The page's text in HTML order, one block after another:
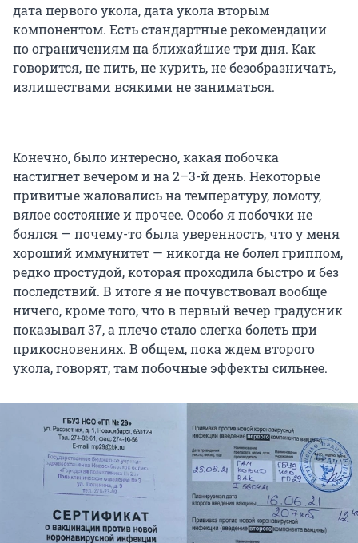
дата первого укола, дата укола вторым
компонентом. Есть стандартные рекомендации
по ограничениям на ближайшие три дня. Как
говорится, не пить, не курить, не безобразничать,
излишествами всякими не заниматься.
Конечно, было интересно, какая побочка
настигнет вечером и на 2–3-й день. Некоторые
привитые жаловались на температуру, ломоту,
вялое состояние и прочее. Особо я побочки не
боялся — почему-то была уверенность, что у меня
хороший иммунитет — никогда не болел гриппом,
редко простудой, которая проходила быстро и без
последствий. В итоге я не почувствовал вообще
ничего, кроме того, что в первый вечер градусник
показывал 37, а плечо стало слегка болеть при
прикосновениях. В общем, пока ждем второго
укола, говорят, там побочные эффекты сильнее.